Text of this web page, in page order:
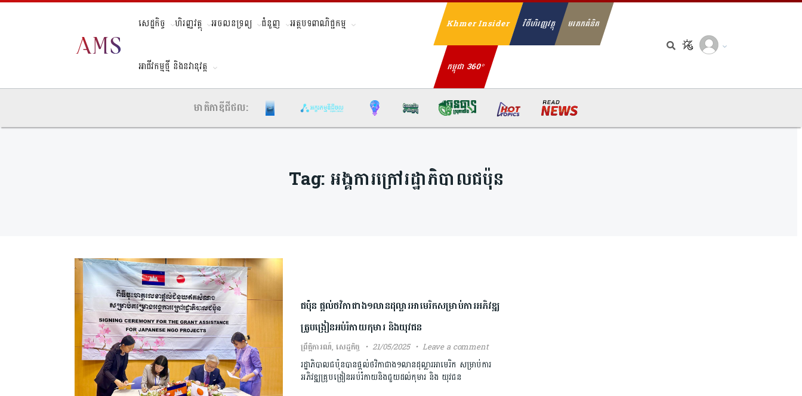
សេដ្ឋកិច្ច ហិរញ្ញវត្ថុ អចលនទ្រព្យ ជំនួញ អត្ថបទពាណិជ្ជកម្ម
អាជីវកម្មថ្មី និងនវានុវត្ត
Khmer Insider វិថីហិរញ្ញវត្ថុ មរតកគំនិត
កម្ពុជា 360°
មាតិកាឌីជីថល:
Tag:អង្គការក្រៅរដ្ឋាភិបាលជប៉ុន
ជប៉ុន ផ្តល់ថវិកាជាង១លានដុល្លារអាមេរិកសម្រាប់ការអភិវឌ្ឍ
គ្រូបង្រៀនអប់រំកាយកុមារ និងយុវជន
ព្រឹត្តិការណ៍, សេដ្ឋកិច្ច 21/05/2025 Leave a comment
រដ្ឋាភិបាលជប៉ុនបានផ្តល់ថវិកាជាង១លានដុល្លារអាមេរិក សម្រាប់ការ
អភិវឌ្ឍគ្រូបង្រៀនអប់រំកាយនិងជួយដល់កុមារ និង យុវជន